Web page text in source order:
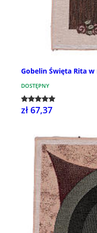
Gobelin Święta Rita
DOSTĘPNY
zł 67,37